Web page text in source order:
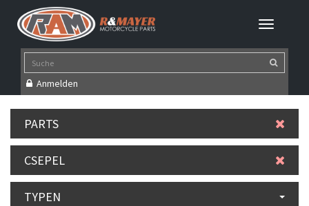
Anmelden
PARTS
CSEPEL
TYPEN